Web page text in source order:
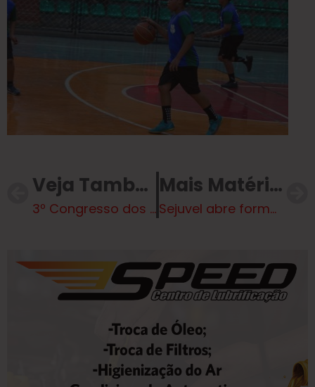
Veja Também
3º Congresso dos Municípios de MS tratará sobre Eficiência na Gestão Pública
Mais Matérias
Sejuvel abre formulário online para inscrição da VI Copa Sejuvel – Jats 2025